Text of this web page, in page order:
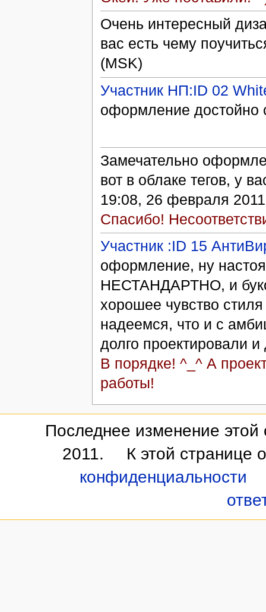
Очень интересный
вас есть чему
(MSK)
Участник НП:ID 02
оформление достойно
Замечательно
вот в облаке тегов, у
19:08, 26 февраля
Спасибо!
Участник :ID 15
оформление, ну
НЕСТАНДАРТНО, и
хорошее чувство
надеемся, что и с
долго проектировали
В порядке! ^_^ А
работы!
Последнее изменение
2011.
К этой странице
конфиденциальности